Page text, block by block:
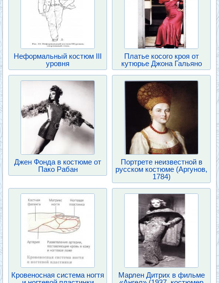
Неформальный костюм III
уровня
Платье косого кроя от
кутюрье Джона Гальяно
Джен Фонда в костюме от
Пако Рабан
Портрете неизвестной в
русском костюме (Аргунов,
1784)
Кровеносная система ногтя
Марлен Дитрих в фильме